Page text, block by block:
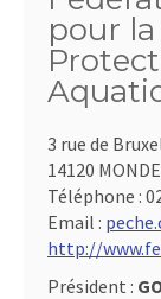
pour
3 rue de
14120
Téléphone :
Email :
http://
Président :